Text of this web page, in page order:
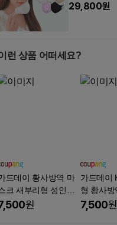
29,800원
런 상품 어떠세요?
드데이 황사방역 마
크 새부리형 성인용
대형, 검정색, 1
원
가드데이
형 황사방
크 대형,
7,500원